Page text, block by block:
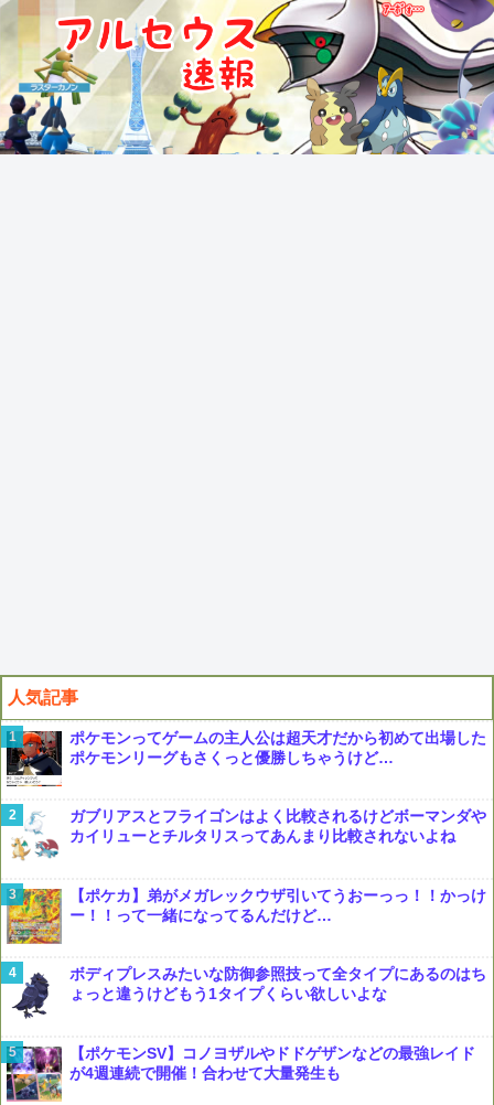
人気記事
ポケモンってゲームの主人公は超天才だから初めて出場した
ポケモンリーグもさくっと優勝しちゃうけど…
ガブリアスとフライゴンはよく比較されるけどボーマンダや
カイリューとチルタリスってあんまり比較されないよね
【ポケカ】弟がメガレックウザ引いてうおーっっ！！かっけ
ー！！って一緒になってるんだけど…
ボディプレスみたいな防御参照技って全タイプにあるのはち
ょっと違うけどもう1タイプくらい欲しいよな
【ポケモンSV】コノヨザルやドドゲザンなどの最強レイド
が4週連続で開催！合わせて大量発生も